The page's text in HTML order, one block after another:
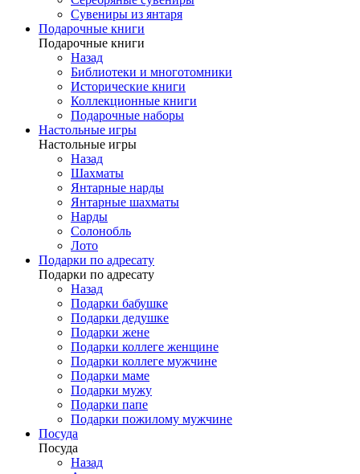
Сувениры из янтаря
Подарочные книги
Подарочные книги
Назад
Библиотеки и многотомники
Исторические книги
Коллекционные книги
Подарочные наборы
Настольные игры
Настольные игры
Назад
Шахматы
Янтарные нарды
Янтарные шахматы
Нарды
Солонобль
Лото
Подарки по адресату
Подарки по адресату
Назад
Подарки бабушке
Подарки дедушке
Подарки жене
Подарки коллеге женщине
Подарки коллеге мужчине
Подарки маме
Подарки мужу
Подарки папе
Подарки пожилому мужчине
Посуда
Посуда
Назад